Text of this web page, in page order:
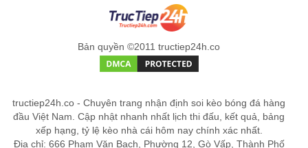
Bản quyền ©2011 tructiep24h.co
tructiep24h.co - Chuyên trang nhận định soi kèo bóng đá hàng
đầu Việt Nam. Cập nhật nhanh nhất lịch thi đấu, kết quả, bảng
xếp hạng, tỷ lệ kèo nhà cái hôm nay chính xác nhất.
Địa chỉ: 666 Phạm Văn Bạch, Phường 12, Gò Vấp, Thành Phố